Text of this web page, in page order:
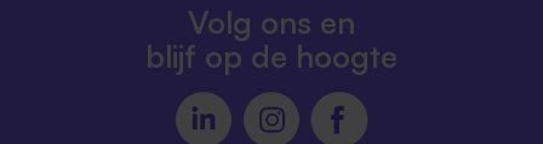
Volg ons en
blijf op de hoogte